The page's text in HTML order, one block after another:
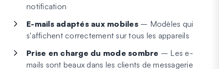
notification
E-mails adaptés aux mobiles– Modèles qui
s'affichent correctement sur tous les appareils
Prise en charge du mode sombre – Les e-
mails sont beaux dans les clients de messagerie